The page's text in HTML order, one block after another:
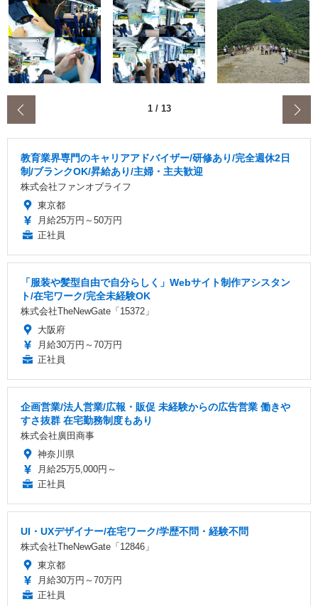
1/ 13
教育業界専門のキャリアアドバイザー/研修あり/完全週休2日
制/ブランクOK/昇給あり/主婦・主夫歓迎
株式会社ファンオブライフ
東京都
月給25万円～50万円
正社員
「服装や髪型自由で自分らしく」Webサイト制作アシスタン
ト/在宅ワーク/完全未経験OK
株式会社TheNewGate「15372」
大阪府
月給30万円～70万円
正社員
企画営業/法人営業/広報・販促 未経験からの広告営業 働きや
すさ抜群 在宅勤務制度もあり
株式会社廣田商事
神奈川県
月給25万5,000円～
正社員
UI・UXデザイナー/在宅ワーク/学歴不問・経験不問
株式会社TheNewGate「12846」
東京都
月給30万円～70万円
正社員